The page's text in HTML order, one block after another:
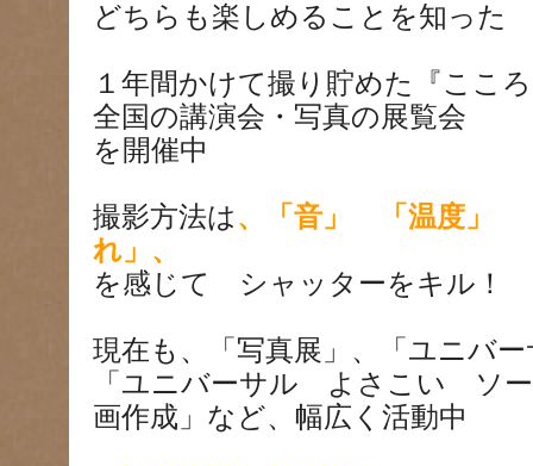
どちらも楽しめることを知った
１年間かけて撮り貯めた『ここ
全国の講演会・写真の展覧会
を開催中
撮影方法は、「音」 「温度」
れ」、
を感じて シャッターをキル！
現在も、「写真展」、「ユニバ
「ユニバーサル よさこい ソー
画作成」など、幅広く活動中